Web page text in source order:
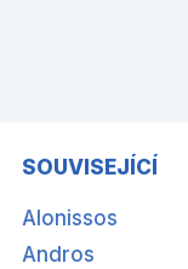
SOUVISEJÍCÍ
Alonissos
Andros